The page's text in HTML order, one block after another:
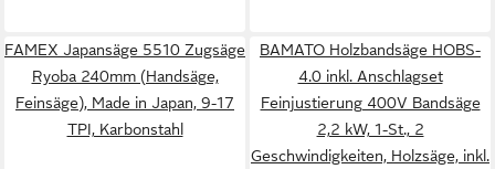
FAMEX Japansäge 5510 Zugsäge
Ryoba 240mm (Handsäge,
Feinsäge), Made in Japan, 9-17
TPI, Karbonstahl
BAMATO Holzbandsäge HOBS-
4.0 inkl. Anschlagset
Feinjustierung 400V Bandsäge
2,2 kW, 1-St., 2
Geschwindigkeiten, Holzsäge, inkl.